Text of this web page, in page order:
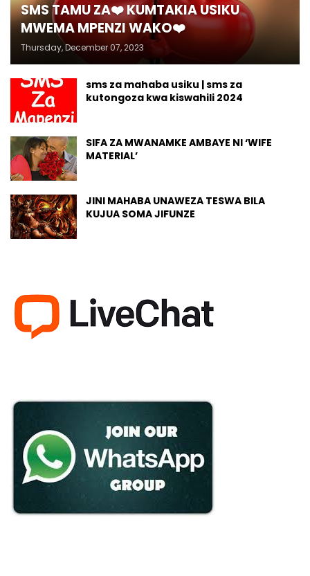
SMS TAMU ZA❤️ KUMTAKIA USIKU
MWEMA MPENZI WAKO❤️
Thursday, December 07, 2023
sms za mahaba usiku | sms za
kutongoza kwa kiswahili 2024
SIFA ZA MWANAMKE AMBAYE NI ‘WIFE
MATERIAL’
JINI MAHABA UNAWEZA TESWA BILA
KUJUA SOMA JIFUNZE